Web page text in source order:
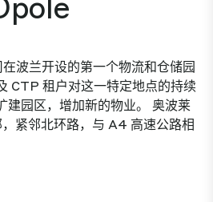
波兰开设的第一个物流和仓储园
CTP 租户对这一特定地点的持续
建园区，增加新的物业。 奥波莱
紧邻北环路，与 A4 高速公路相